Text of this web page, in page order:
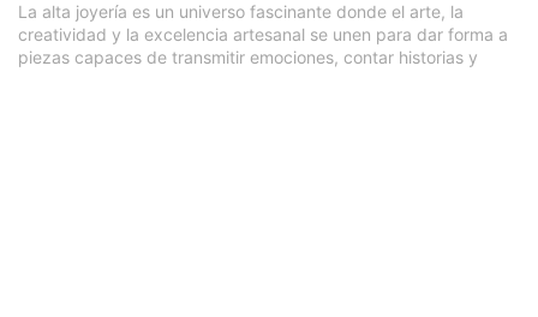
La alta joyería es un universo fascinante donde el arte, la
creatividad y la excelencia artesanal se unen para dar forma a
piezas capaces de transmitir emociones, contar historias y